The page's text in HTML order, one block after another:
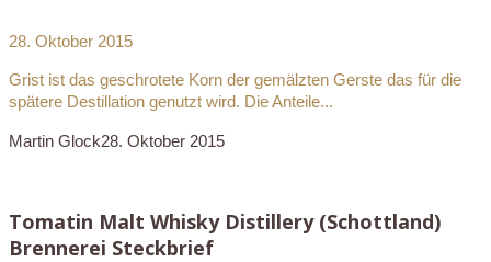
28. Oktober 2015
Grist ist das geschrotete Korn der gemälzten Gerste das für die
spätere Destillation genutzt wird. Die Anteile...
Martin Glock28. Oktober 2015
Tomatin Malt Whisky Distillery (Schottland)
Brennerei Steckbrief